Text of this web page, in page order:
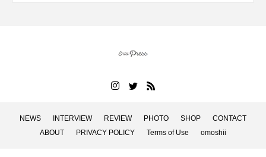
NEWS INTERVIEW REVIEW PHOTO SHOP
CONTACT
ABOUT
PRIVACY POLICY Terms of Use omoshii